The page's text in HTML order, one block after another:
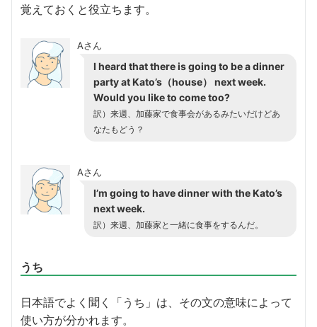
覚えておくと役立ちます。
Aさん
I heard that there is going to be a dinner
party at Kato’s（house） next week.
Would you like to come too?
訳）来週、加藤家で食事会があるみたいだけどあ
なたもどう？
Aさん
I’m going to have dinner with the Kato’s
next week.
訳）来週、加藤家と一緒に食事をするんだ。
うち
日本語でよく聞く「うち」は、その文の意味によって
使い方が分かれます。